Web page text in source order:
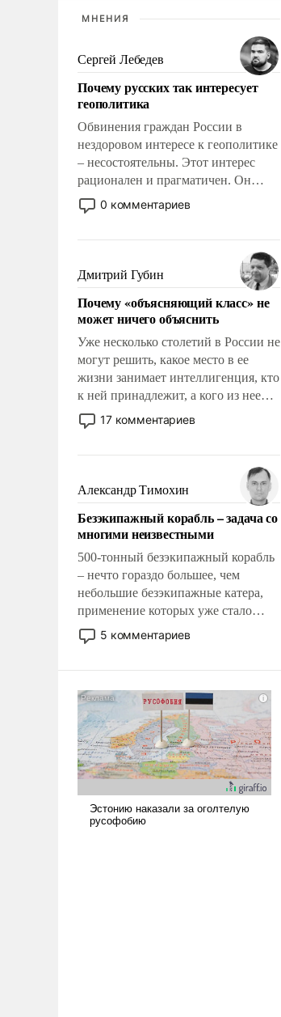
МНЕНИЯ
Сергей Лебедев
Почему русских так интересует
геополитика
Обвинения граждан России в
нездоровом интересе к геополитике
– несостоятельны. Этот интерес
рационален и прагматичен. Он
обусловлен тысячелетним опытом
выживания в крайне непростых
знанием, что мировая политика
имеет свойство заявляться на порог
нашего дома.
0 комментариев
Дмитрий Губин
Почему «объясняющий класс» не
может ничего объяснить
Уже несколько столетий в России не
могут решить, какое место в ее
жизни занимает интеллигенция, кто
к ней принадлежит, а кого из нее
исключили с правом
восстановления и без оного. И чем
казалось, что эти вопросы решены
раз и навсегда, но – нет, не решены.
17 комментариев
Александр Тимохин
Безэкипажный корабль – задача со
многими неизвестными
500-тонный безэкипажный корабль
– нечто гораздо большее, чем
небольшие безэкипажные катера,
применение которых уже стало
обыденностью. Задача по созданию
такого корабля очень сложна и
наши боевые возможности.
5 комментариев